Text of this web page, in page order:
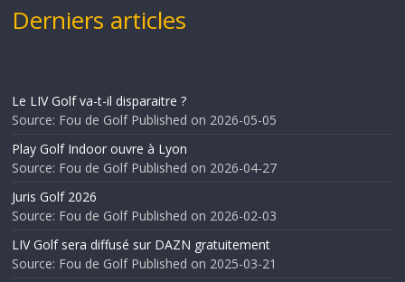
Derniers articles
Le LIV Golf va-t-il disparaitre ?
Source: Fou de Golf Published on 2026-05-05
Play Golf Indoor ouvre à Lyon
Source: Fou de Golf Published on 2026-04-27
Juris Golf 2026
Source: Fou de Golf Published on 2026-02-03
LIV Golf sera diffusé sur DAZN gratuitement
Source: Fou de Golf Published on 2025-03-21